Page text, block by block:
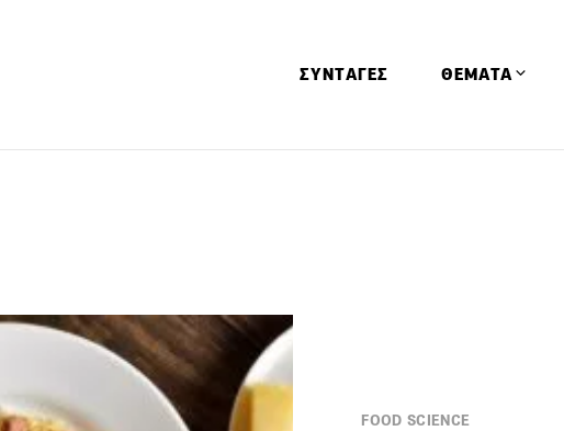
ΣΥΝΤΑΓΕΣ ΘΕΜΑΤΑ
FOOD SCIENCE